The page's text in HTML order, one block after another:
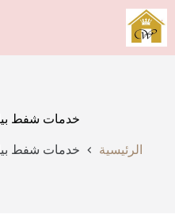
التجاوز
إلى
المحتوى
خدمات شفط
الرئيسية خدمات شفط